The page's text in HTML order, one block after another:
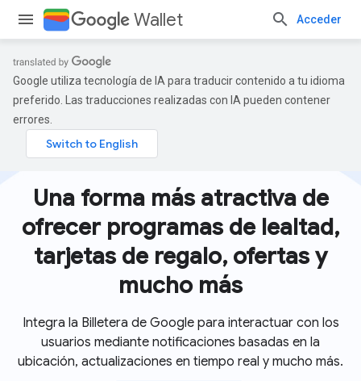
Wallet Acceder
Google utiliza tecnología de IA para traducir contenido a tu idioma
preferido. Las traducciones realizadas con IA pueden contener
errores.
Una forma más atractiva de
ofrecer programas de lealtad,
tarjetas de regalo, ofertas y
mucho más
Integra la Billetera de Google para interactuar con los
usuarios mediante notificaciones basadas en la
ubicación, actualizaciones en tiempo real y mucho más.